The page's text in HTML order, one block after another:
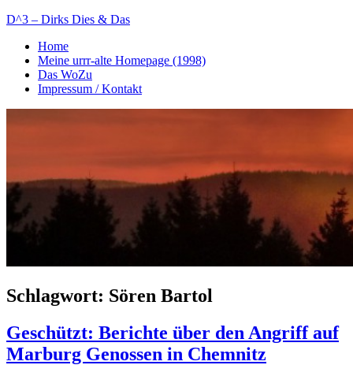
Zum
springen
D^3 – Dirks Dies & Das
Mein
Notizblog
Home
Meine urrr-alte Homepage (1998)
Das WoZu
Impressum / Kontakt
Schlagwort: Sören Bartol
Geschützt: Berichte über den Angriff auf
Marburg Genossen in Chemnitz